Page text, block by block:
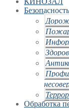
Безопасность
Обработка